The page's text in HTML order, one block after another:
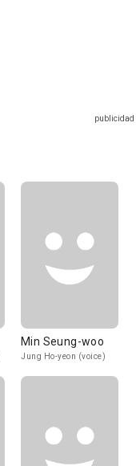
Min Seung-woo
Jung Ho-yeon (voice)